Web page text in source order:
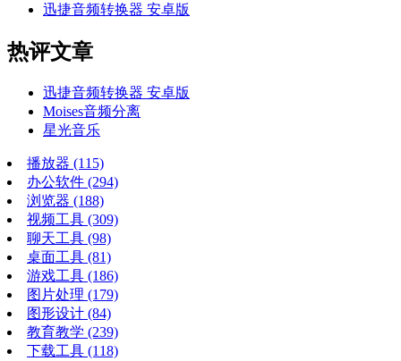
迅捷音频转换器 安卓版
热评文章
迅捷音频转换器 安卓版
Moises音频分离
星光音乐
播放器 (115)
办公软件 (294)
浏览器 (188)
视频工具 (309)
聊天工具 (98)
桌面工具 (81)
游戏工具 (186)
图片处理 (179)
图形设计 (84)
教育教学 (239)
下载工具 (118)